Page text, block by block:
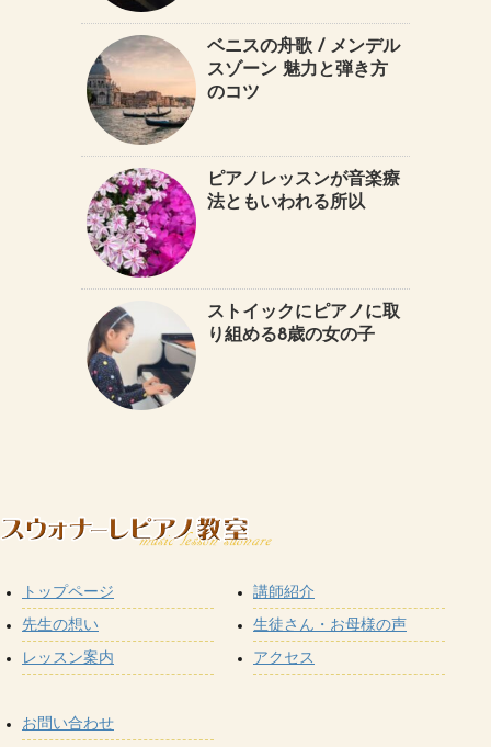
ベニスの舟歌 / メンデル
スゾーン 魅力と弾き方
のコツ
ピアノレッスンが音楽療
法ともいわれる所以
ストイックにピアノに取
り組める8歳の女の子
トップページ
先生の想い
レッスン案内
講師紹介
生徒さん・お母様の声
アクセス
お問い合わせ